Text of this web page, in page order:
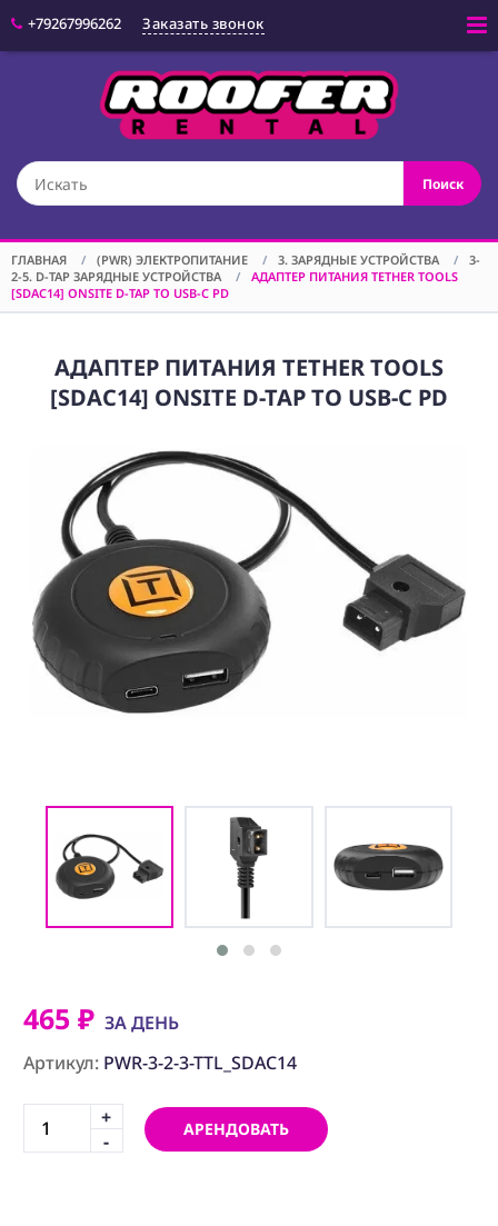
+79267996262 Заказать звонок
Поиск
(OPT) ОПТИКА
ОБОРУДОВАНИЕ
(LGT) СВЕТОВОЕ
ОБОРУДОВАНИЕ
СПЕЦЭФФЕКТЫ
(STD) СТОЙКИ
(SND) ЗВУКОВОЕ
ОБОРУДОВАНИЕ
(CMM) СВЯЗЬ И
TIMECODE
(PWR)
ЭЛЕКТРОПИТАНИЕ
(DAT) НОСИТЕЛИ
ИНФОРМАЦИИ
(BAG) ХРАНЕНИЕ и
СМАРТ/СЕТЕВЫЕ
(FRN) МЕБЕЛЬ И
ТЕНТЫ
ОБЕСПЕЧЕНИЕ
Постпродакшн
ГЛАВНАЯ / (PWR) ЭЛЕКТРОПИТАНИЕ / 3. ЗАРЯДНЫЕ УСТРОЙСТВА /
3-
2-5. D-TAP ЗАРЯДНЫЕ УСТРОЙСТВА
/
АДАПТЕР ПИТАНИЯ TETHER TOOLS
[SDAC14] ONSITE D-TAP TO USB-C PD
АДАПТЕР ПИТАНИЯ TETHER TOOLS
[SDAC14] ONSITE D-TAP TO USB-C PD
465 ₽ ЗА ДЕНЬ
Артикул: PWR-3-2-3-TTL_SDAC14
+
-
АРЕНДОВАТЬ